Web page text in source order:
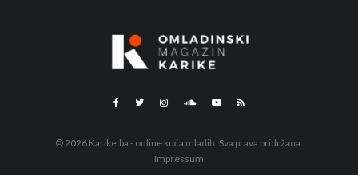
© 2026 Karike.ba - online kuća mladih. Sva prava pridržana.
Impressum